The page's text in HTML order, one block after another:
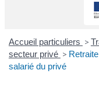
Accueil particuliers >
secteur privé >
salarié du privé